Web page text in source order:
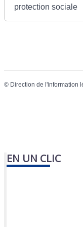
protection sociale
© Direction de l'information
EN UN CLIC